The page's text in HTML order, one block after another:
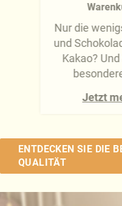
Nur die
und
Kakao?
Jetzt
ENTDECKEN SIE DIE
QUALITÄT